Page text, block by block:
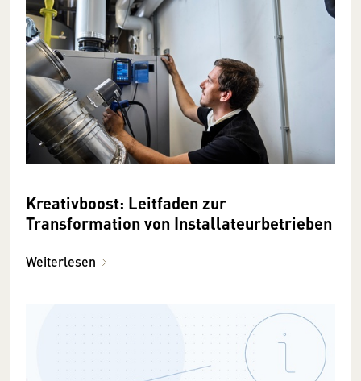
Kreativboost: Leitfaden zur
Transformation von Installateurbetrieben
Weiterlesen